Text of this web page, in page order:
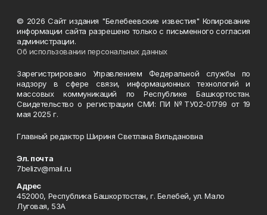
© 2026 Сайт издания "Белебеевские известия" Копирование
информации сайта разрешено только с письменного согласия
администрации.
Об использовании персональных данных
Зарегистрировано Управлением Федеральной службы по
надзору в сфере связи, информационных технологий и
массовых коммуникаций по Республике Башкортостан.
Свидетельство о регистрации СМИ: ПИ №ТУ02-01799 от 19
мая 2025 г.
Главный редактор Шириня Светлана Вильдановна
Эл. почта
7belizv@mail.ru
Адрес
452000, Республика Башкортостан, г. Белебей, ул. Мало
Луговая, 53А